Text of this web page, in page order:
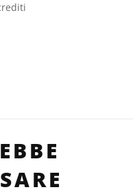
Attribuzione 4.0